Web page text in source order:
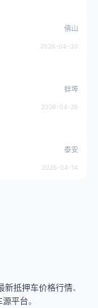
佛山
2026-04-30
蚌埠
2026-04-26
泰安
2026-04-14
新抵押车价格行情、
源平台。